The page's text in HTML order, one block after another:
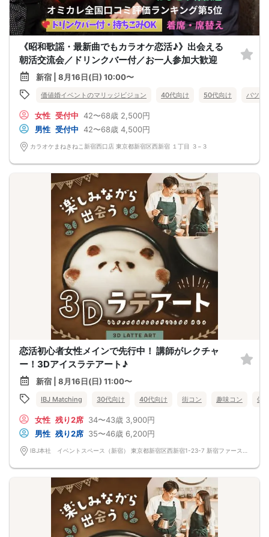
《昭和歌謡・最新曲でもカラオケ恋活♪》出会える
朝活交流会／ドリンクバー付／お一人参加大歓迎
新宿 | 8月16日(日) 10:00〜
価値婚イベントのマリッジビジョン 40代向け 50代向け バツイ
女性 受付中 42〜68歳 2,500円
男性 受付中 42〜68歳 4,500円
カラオケまねきねこ新宿西口店 東京都新宿区西新宿 １丁目 ３−３
恋活初心者女性メインで先行中！ 講師がレクチャ
ー！3Dアイスラテアート♪
新宿 | 8月16日(日) 11:00〜
IBJ Matching 30代向け 40代向け 街コン 趣味コン 体
女性 残り2席 34〜43歳 3,900円
男性 残り2席 35〜46歳 6,200円